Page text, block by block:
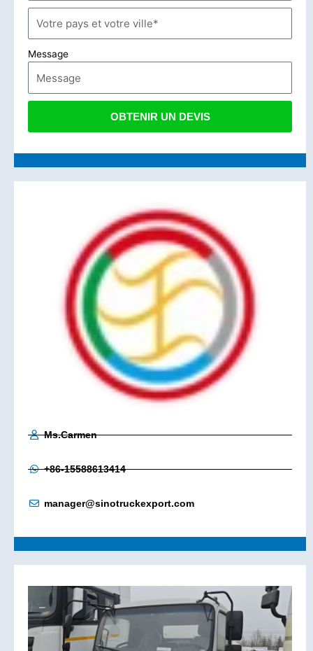
Message
OBTENIR UN DEVIS
Ms.Carmen
+86-15588613414
manager@sinotruckexport.com